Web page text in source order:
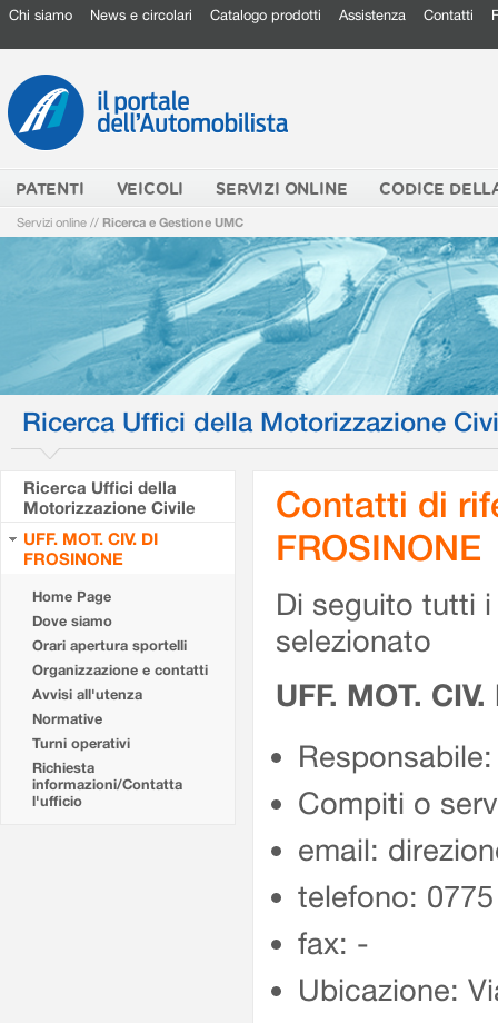
Chi siamo News e circolari Catalogo prodotti Assistenza Contatti
PATENTI VEICOLI SERVIZI ONLINE CODICE
Servizi online // Ricerca e Gestione UMC
Ricerca Uffici della Motorizzazione
Ricerca Uffici della
Motorizzazione Civile
UFF. MOT. CIV. DI
FROSINONE
Home Page
Dove siamo
Orari apertura sportelli
Organizzazione e contatti
Avvisi all'utenza
Normative
Turni operativi
Richiesta
informazioni/Contatta
l'ufficio
Contatti di
FROSINONE
Di seguito tutti
selezionato
UFF. MOT.
Compiti o
email:
telefono:
fax: -
Ubicazione: